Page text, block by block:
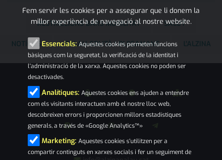
RESTRICCIONS BARS MOBILITAT SALUT
NOTÍCIES PALAU-SOLITÀ I PLEGAMANS L'ALZINA
Fem servir les cookies per a assegurar que li donem la
millor experiència de navegació al nostre website.
Essencials: Aquestes cookies permeten funcions
bàsiques com la seguretat, la verificació de la identitat i
l'administració de la xarxa. Aquestes cookies no poden ser
desactivades.
Analítiques: Aquestes cookies ens ajuden a entendre
com els visitants interactuen amb el nostre lloc web,
descobreixen errors i proporcionen millors estadístiques
generals, a través de «Google Analytics™»
Marketing: Aquestes cookies s'utilitzen per a
compartir continguts en xarxes socials i fer un seguiment de